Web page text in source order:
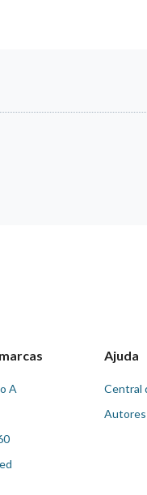
A
Ajuda
Central
Autores